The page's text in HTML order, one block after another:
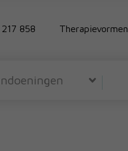
858 Therapievormen